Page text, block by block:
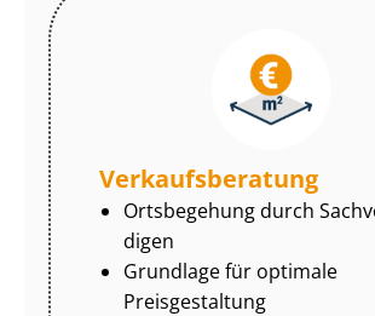
Ver­kaufs­be­ra­tung
Ortsbegehung durch
di­gen
Grundlage für optimale
Preisgestaltung